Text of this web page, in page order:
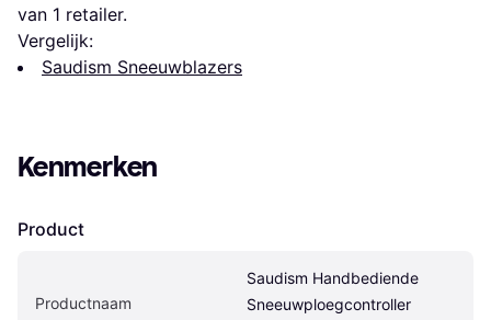
van 1 retailer.
Vergelijk:
Saudism Sneeuwblazers
Kenmerken
Product
Productnaam
Saudism Handbediende
Sneeuwploegcontroller